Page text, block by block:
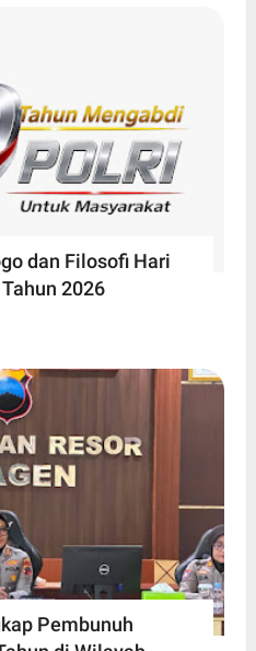
dan Filosofi Hari
2026
Pembunuh